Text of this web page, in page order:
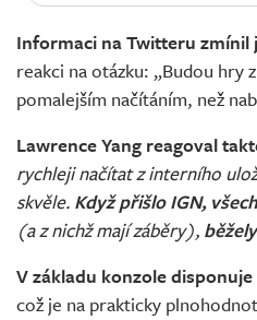
Informaci na Twitteru zmínil
reakci na otázku: „Budou hry
pomalejším načítáním, než
Lawrence Yang reagoval
rychleji načítat z interního
skvěle. Když přišlo IGN,
(a z nichž mají záběry),
V základu konzole
což je na prakticky